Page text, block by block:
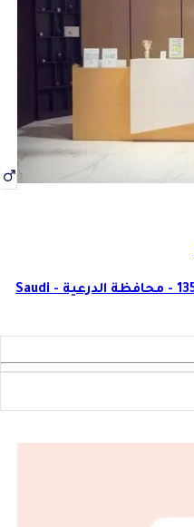
طريق الإمام سعود بن فيصل - 13521 - محافظة الدرعية - Saudi